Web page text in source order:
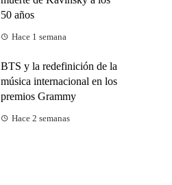
50 años
Hace 1 semana
BTS y la redefinición de la
música internacional en los
premios Grammy
Hace 2 semanas